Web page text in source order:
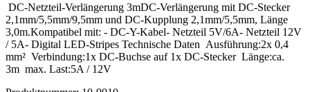
DC-Netzteil-Verlängerung 3mDC-Verlängerung mit DC-Stecker
2,1mm/5,5mm/9,5mm und DC-Kupplung 2,1mm/5,5mm, Länge
3,0m.Kompatibel mit: - DC-Y-Kabel- Netzteil 5V/6A- Netzteil 12V
/ 5A- Digital LED-Stripes Technische Daten Ausführung:2x 0,4
mm² Verbindung:1x DC-Buchse auf 1x DC-Stecker Länge:ca.
3m max. Last:5A / 12V